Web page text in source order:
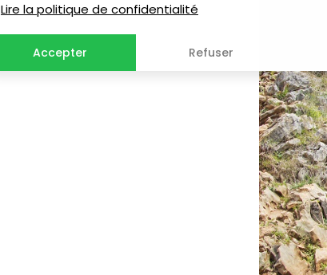
Lire la politique de confidentialité
Accepter Refuser